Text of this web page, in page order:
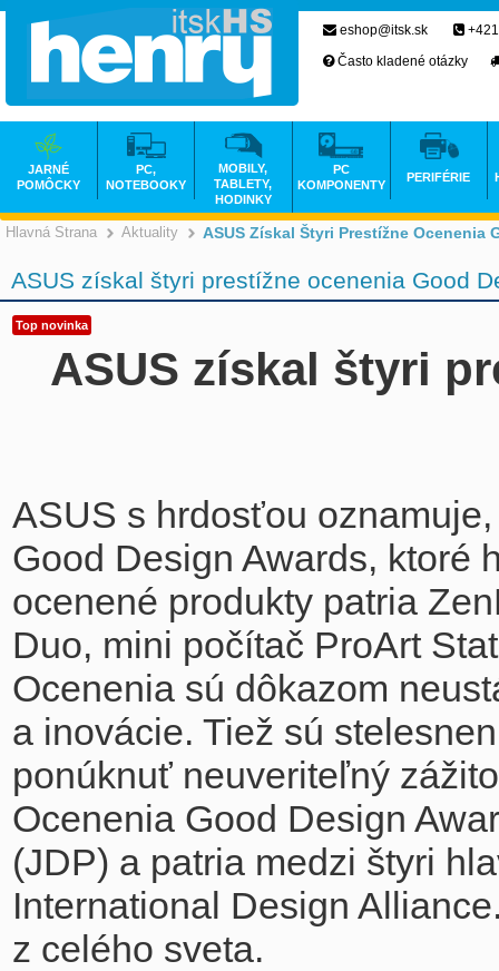
Hlavná Strana Aktuality ASUS Získal Štyri Prestížne Ocenenia
ASUS získal štyri prestížne ocenenia Good
Top novinka
ASUS získal štyri
ASUS s hrdosťou
Good Design Awards, ktoré
ocenené produkty patria
Duo, mini počítač ProArt
Ocenenia sú dôkazom
a inovácie. Tiež sú
ponúknuť neuveriteľný
Ocenenia Good Design
(JDP) a patria medzi štyri
International Design
z celého sveta.
eshop@itsk.sk
Často kladené otázky
JARNÉ
POMÔCKY
PC,
NOTEBOOKY
MOBILY,
TABLETY,
HODINKY
PC
KOMPONENTY
PERIFÉRIE